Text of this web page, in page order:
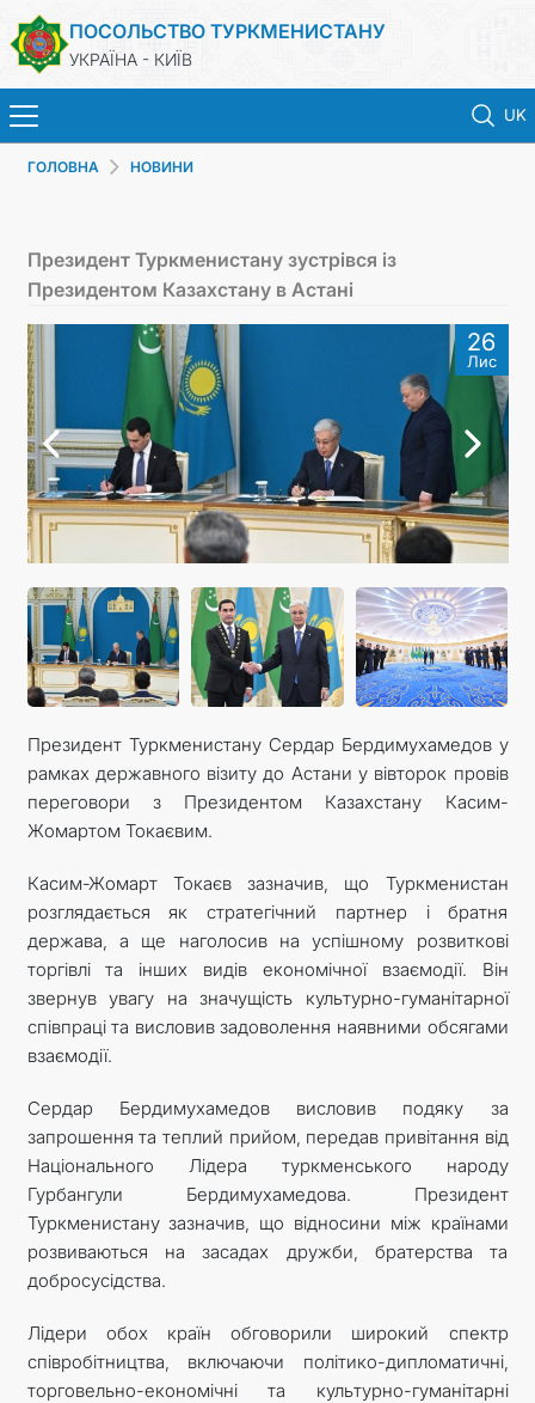
ПОСОЛЬСТВО ТУРКМЕНИСТАНУ
УКРАЇНА - КИЇВ
UK
ТУРКМЕНИСТАН
КОНСУЛЬСЬКІ ПОСЛУГИ
КОНТАКТНІ ДАНІ
ГОЛОВНА НОВИНИ
Президент Туркменистану зустрівся із
Президентом Казахстану в Астані
26
Лис
Президент Туркменистану Сердар Бердимухамедов у
рамках державного візиту до Астани у вівторок провів
переговори з Президентом Казахстану Касим-
Жомартом Токаєвим.
Касим-Жомарт Токаєв зазначив, що Туркменистан
розглядається як стратегічний партнер і братня
держава, а ще наголосив на успішному розвиткові
торгівлі та інших видів економічної взаємодії. Він
звернув увагу на значущість культурно-гуманітарної
співпраці та висловив задоволення наявними обсягами
взаємодії.
Сердар Бердимухамедов висловив подяку за
запрошення та теплий прийом, передав привітання від
Національного Лідера туркменського народу
Гурбангули Бердимухамедова. Президент
Туркменистану зазначив, що відносини між країнами
розвиваються на засадах дружби, братерства та
добросусідства.
Лідери обох країн обговорили широкий спектр
співробітництва, включаючи політико-дипломатичні,
торговельно-економічні та культурно-гуманітарні